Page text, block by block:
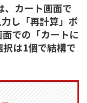
カート画面で
し「再計算」ボ
での「カートに
は1個で結構で